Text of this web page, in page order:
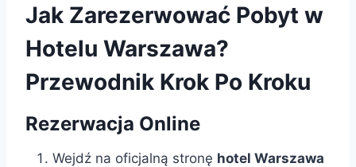
Jak Zarezerwować Pobyt w
Hotelu Warszawa?
Przewodnik Krok Po Kroku
Rezerwacja Online
Wejdź na oficjalną stronę hotel Warszawa